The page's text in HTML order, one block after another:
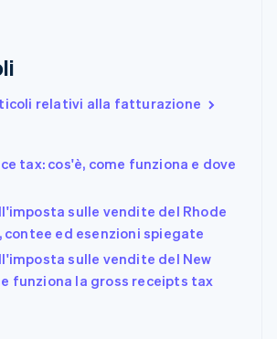
relativi alla fatturazione
tax: cos'è, come funziona e dove
sulle vendite del Rhode
contee ed esenzioni spiegate
sulle vendite del New
funziona la gross receipts tax